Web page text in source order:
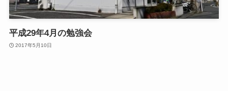
平成29年4月の勉強会
2017年5月10日